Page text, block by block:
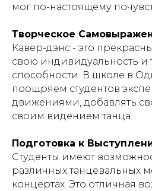
мог по-настоящему
Творческое
Кавер-дэнс - это
свою индивидуальность и
способности. В школе в
поощряем студентов
движениями, добавлять
своим видением танца.
Подготовка к
Студенты имеют
различных танцевальных
концертах. Это отличная